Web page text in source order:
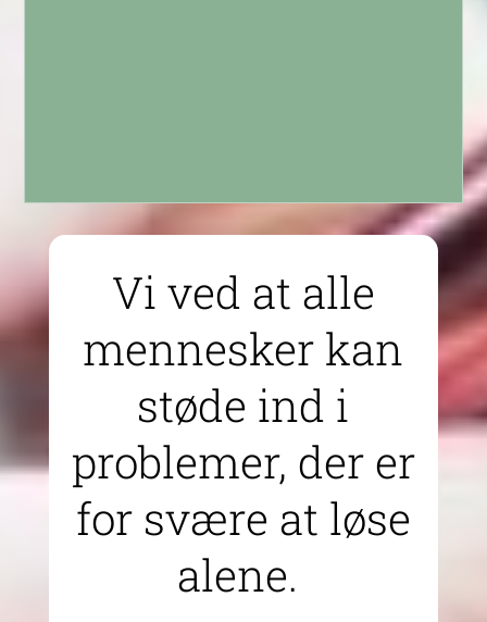
Vi ved at alle
mennesker kan
støde ind i
problemer, der er
for svære at løse
alene.